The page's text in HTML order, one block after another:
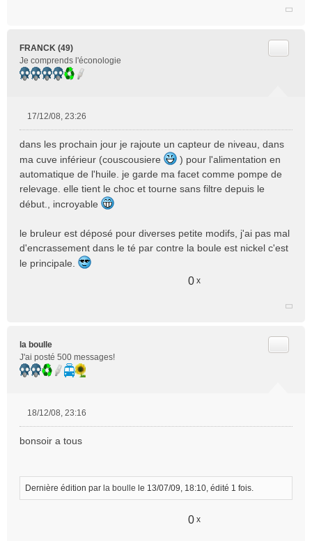
FRANCK (49)
Je comprends l'éconologie
s
s
a
g
e
n
l
u
17/12/08, 23:26
dans les prochain jour je rajoute un capteur de niveau, dans
ma cuve inférieur (couscousiere
) pour l'alimentation en
automatique de l'huile. je garde ma facet comme pompe de
relevage. elle tient le choc et tourne sans filtre depuis le
début., incroyable
le bruleur est déposé pour diverses petite modifs, j'ai pas mal
d'encrassement dans le té par contre la boule est nickel c'est
le principale.
0 x
la boulle
J'ai posté 500 messages!
s
g
e
18/12/08, 23:16
bonsoir a tous
Dernière édition par la boulle le 13/07/09, 18:10, édité 1 fois.
0 x